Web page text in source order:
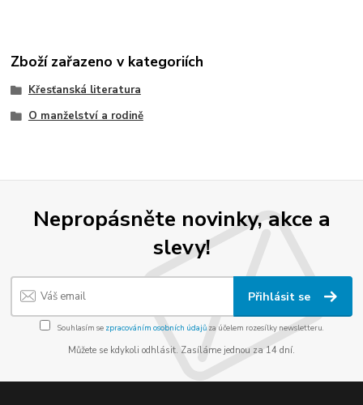
Zboží zařazeno v kategoriích
Křesťanská literatura
O manželství a rodině
Nepropásněte novinky, akce a
slevy!
Přihlásit se
Souhlasím se zpracováním osobních údajůza účelem rozesílky newsletteru.
Můžete se kdykoli odhlásit. Zasíláme jednou za 14 dní.